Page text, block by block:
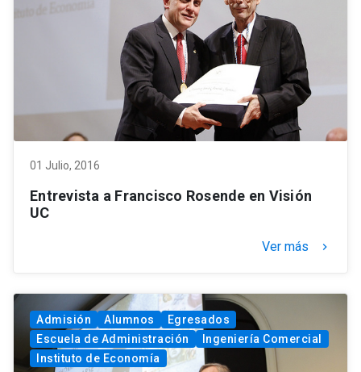
01 Julio, 2016
Entrevista a Francisco Rosende en Visión
UC
Ver más keyboard_arrow_right
Admisión Alumnos
Egresados
Escuela de Administración
Ingeniería Comercial
Instituto de Economía